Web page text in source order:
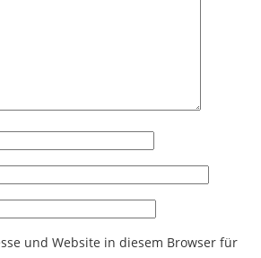
und Website in diesem Browser für